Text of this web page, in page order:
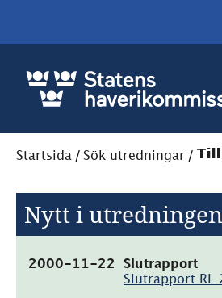
Startsida / Sök utredningar /
Nytt i utredningen
2000-11-22
Slutrapport
Slutrapport RL
(pdf,